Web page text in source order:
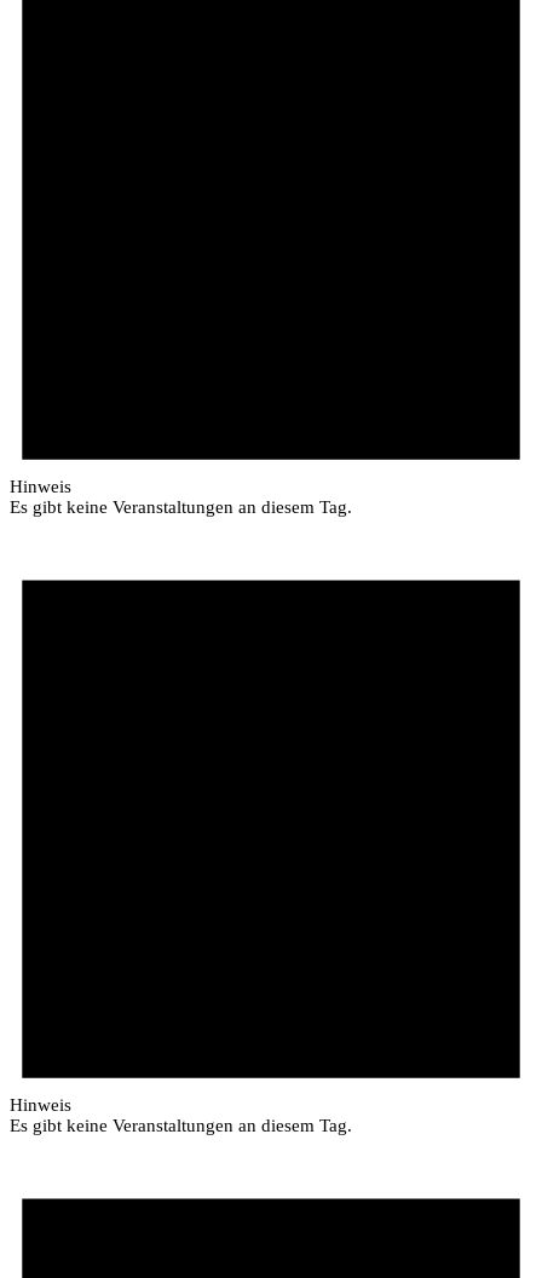
Hinweis
Es gibt keine Veranstaltungen an diesem Tag.
Hinweis
Es gibt keine Veranstaltungen an diesem Tag.